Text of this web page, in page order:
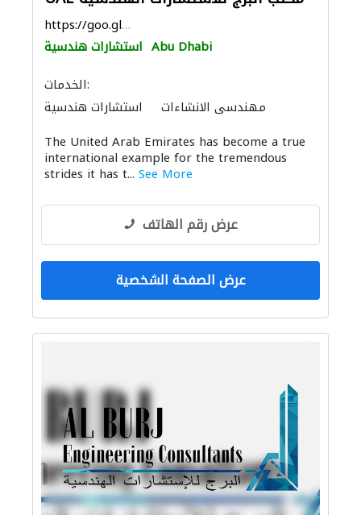
https://goo.gl/maps/bxt1C6o7HBki93mi9
استشارات هندسية Abu Dhabi
الخدمات:
استشارات هندسية
مهندسي الانشاءات
الصيانة الكهربائية ادارة مشروع
ميكانيكيون الديكور الداخلي
التصميم المعماري
The United Arab Emirates has become a true
international example for the tremendous
strides it has t... See More
عرض رقم الهاتف
عرض الصفحة الشخصية